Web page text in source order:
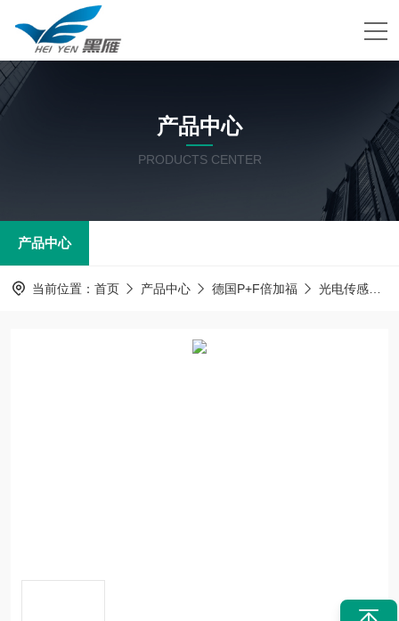
产品中心
PRODUCTS CENTER
产品中心
当前位置： 首页 产品中心 德国P+F倍加福 光电传感器